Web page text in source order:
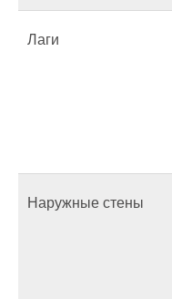
Лаги
Наружные стены